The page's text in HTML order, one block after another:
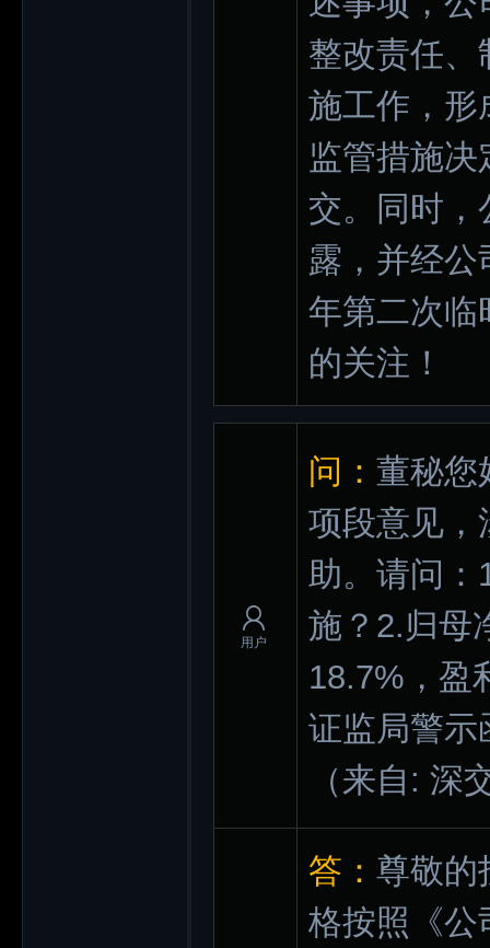
整改责任、
施工作，形
监管措施
交。同时，
露，并经
年第二次临
的关注！
用户
问： 董秘您
项段意见，
助。请问：
施？2.归母
18.7%，盈
证监局警示
（来自: 深
答： 尊敬的
格按照《公